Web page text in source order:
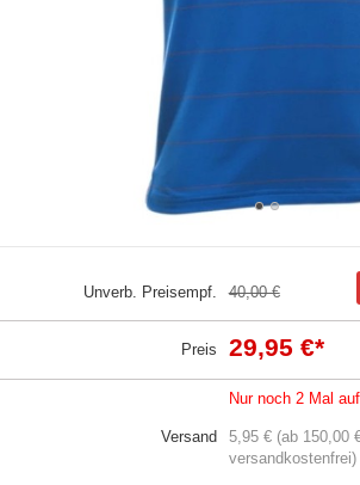
Unverb. Preisempf. 40,00 €
Preis 29,95 €*
Nur noch 2 Mal
Versand
5,95 € (ab 150,00
versandkostenfrei)